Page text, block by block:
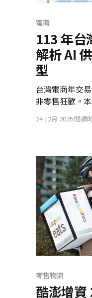
電商
113 年台
解析 AI
型
台灣電商年交
非零售狂歡。
如何轉向服務
24 12月 2025 閱讀
零售物流
酷澎增資